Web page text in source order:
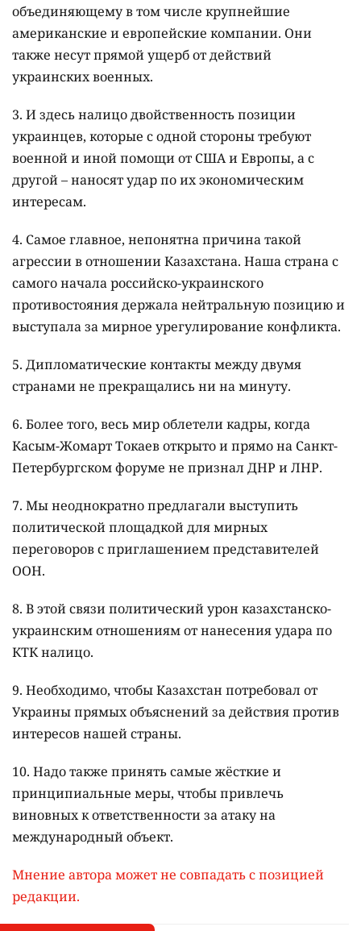
объединяющему в том числе крупнейшие
американские и европейские компании. Они
также несут прямой ущерб от действий
украинских военных.
3. И здесь налицо двойственность позиции
украинцев, которые с одной стороны требуют
военной и иной помощи от США и Европы, а с
другой – наносят удар по их экономическим
интересам.
4. Самое главное, непонятна причина такой
агрессии в отношении Казахстана. Наша страна с
самого начала российско-украинского
противостояния держала нейтральную позицию и
выступала за мирное урегулирование конфликта.
5. Дипломатические контакты между двумя
странами не прекращались ни на минуту.
6. Более того, весь мир облетели кадры, когда
Касым-Жомарт Токаев открыто и прямо на Санкт-
Петербургском форуме не признал ДНР и ЛНР.
7. Мы неоднократно предлагали выступить
политической площадкой для мирных
переговоров с приглашением представителей
ООН.
8. В этой связи политический урон казахстанско-
украинским отношениям от нанесения удара по
КТК налицо.
9. Необходимо, чтобы Казахстан потребовал от
Украины прямых объяснений за действия против
интересов нашей страны.
10. Надо также принять самые жёсткие и
принципиальные меры, чтобы привлечь
виновных к ответственности за атаку на
международный объект.
Мнение автора может не совпадать с позицией
редакции.